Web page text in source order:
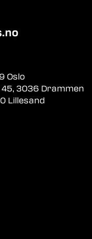
Oslo
3036 Drammen
Lillesand